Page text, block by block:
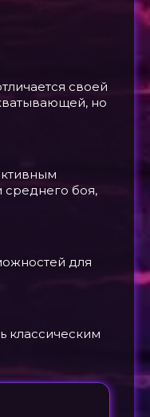
своей
но
среднего боя,
для
классическим